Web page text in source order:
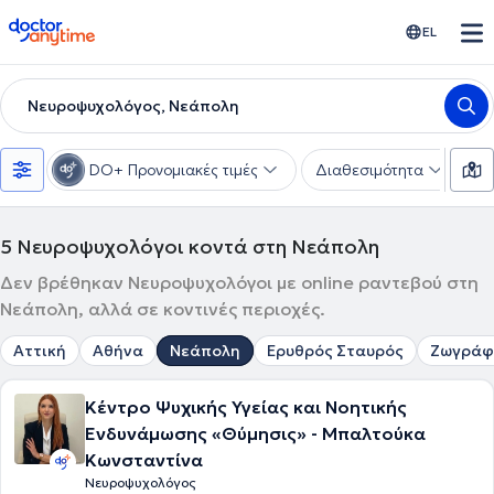
doctoranytime EL
Νευροψυχολόγος, Νεάπολη
DO+ Προνομιακές τιμές Διαθεσιμότητα
5 Νευροψυχολόγοι κοντά στη Νεάπολη
Δεν βρέθηκαν Νευροψυχολόγοι με online ραντεβού στη
Νεάπολη, αλλά σε κοντινές περιοχές.
Αττική Αθήνα Νεάπολη Ερυθρός Σταυρός
Κέντρο Ψυχικής Υγείας και Νοητικής
Ενδυνάμωσης «Θύμησις» - Μπαλτούκα
Κωνσταντίνα
Νευροψυχολόγος